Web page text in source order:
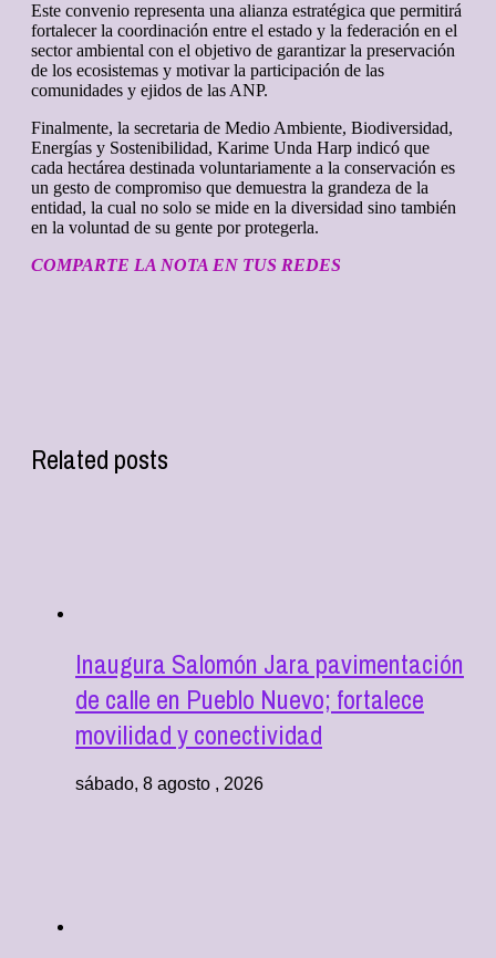
Este convenio representa una alianza estratégica que permitirá
fortalecer la coordinación entre el estado y la federación en el
sector ambiental con el objetivo de garantizar la preservación
de los ecosistemas y motivar la participación de las
comunidades y ejidos de las ANP.
Finalmente, la secretaria de Medio Ambiente, Biodiversidad,
Energías y Sostenibilidad, Karime Unda Harp indicó que
cada hectárea destinada voluntariamente a la conservación es
un gesto de compromiso que demuestra la grandeza de la
entidad, la cual no solo se mide en la diversidad sino también
en la voluntad de su gente por protegerla.
COMPARTE LA NOTA EN TUS REDES
Related posts
Inaugura Salomón Jara pavimentación
de calle en Pueblo Nuevo; fortalece
movilidad y conectividad
sábado, 8 agosto , 2026